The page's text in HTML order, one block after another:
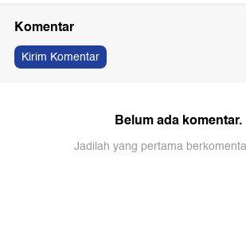
Komentar
Kirim Komentar
Belum ada komentar.
Jadilah yang pertama